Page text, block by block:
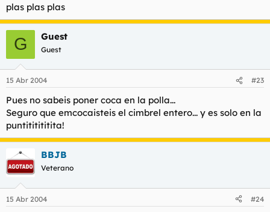
plas plas plas
G Guest
Guest
15 Abr 2004 #23
Pues no sabeis poner coca en la polla...
Seguro que emcocaisteis el cimbrel entero... y es solo en la
puntititititita!
BBJB
Veterano
15 Abr 2004 #24